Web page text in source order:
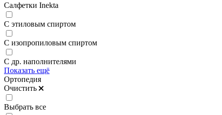
Салфетки Inekta
С этиловым спиртом
С изопропиловым спиртом
С др. наполнителями
Показать ещё
Ортопедия
Очистить
Выбрать все